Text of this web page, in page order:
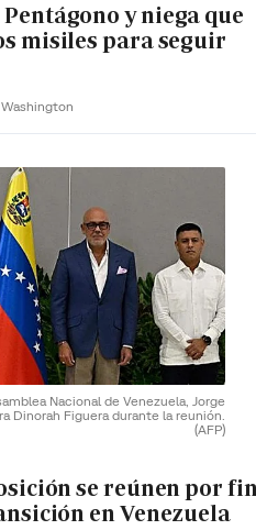
y niega que
misiles para seguir
Nacional de Venezuela, Jorge
Dinorah Figuera durante la reunión.
(AFP)
se reúnen por
en Venezuela